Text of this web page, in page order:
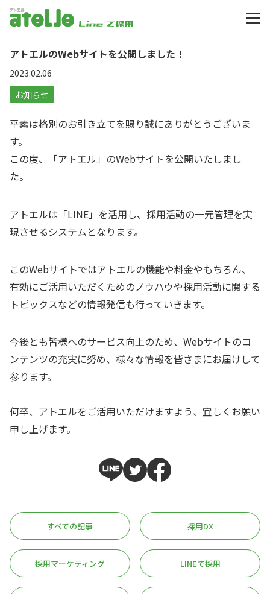
アトエルのWebサイトを公開しました！
2023.02.06
お知らせ
平素は格別のお引き立てを賜り誠にありがとうございま
す。
この度、「アトエル」のWebサイトを公開いたしまし
た。
アトエルは「LINE」を活用し、採用活動の一元管理を実
現させるシステムとなります。
このWebサイトではアトエルの機能や料金やもちろん、
有効にご活用いただくためのノウハウや採用活動に関する
トピックスなどの情報発信も行っていきます。
今後とも皆様へのサービス向上のため、Webサイトのコ
ンテンツの充実に努め、様々な情報を皆さまにお届けして
参ります。
何卒、アトエルをご活用いただけますよう、宜しくお願い
申し上げます。
すべての記事 採用DX
採用マーケティング LINEで採用